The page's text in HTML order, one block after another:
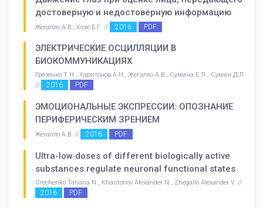
достоверную и недостоверную информацию
Жегалло А.В., Хозе Е.Г. // 2016 PDF
ЭЛЕКТРИЧЕСКИЕ ОСЦИЛЛЯЦИИ В
БИОКОММУНИКАЦИЯХ
Греченко Т.Н., Харитонов А.Н., Жегалло А.В., Сумина Е.Л., Сумин Д.Л.
//
2016 PDF
ЭМОЦИОНАЛЬНЫЕ ЭКСПРЕССИИ: ОПОЗНАНИЕ
ПЕРИФЕРИЧЕСКИМ ЗРЕНИЕМ
Жегалло А.В. // 2016 PDF
Ultra-low doses of different biologically active
substances regulate neuronal functional states
Grechenko Tatiana N., Kharitonov Alexander N., Zhegallo Alexander V. //
2016 PDF